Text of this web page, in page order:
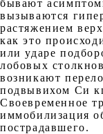
бывают
вызываются
растяжением
как это
или ударе
лобовых
возникают
подвывихом Си
Своевременное
иммобилизация
пострадавшего.